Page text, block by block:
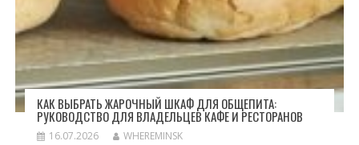
КАК ВЫБРАТЬ ЖАРОЧНЫЙ ШКАФ ДЛЯ ОБЩЕПИТА:
РУКОВОДСТВО ДЛЯ ВЛАДЕЛЬЦЕВ КАФЕ И РЕСТОРАНОВ
16.07.2026 WHEREMINSK